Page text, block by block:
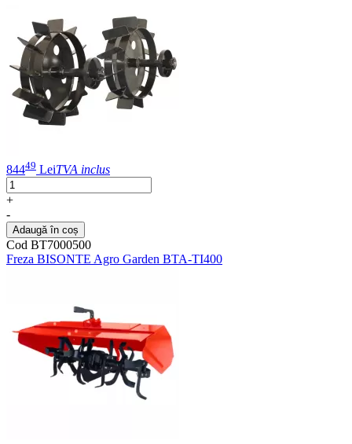
84449 LeiTVA inclus
+
-
Adaugă în coș
Cod BT7000500
Freza BISONTE Agro Garden BTA-TI400